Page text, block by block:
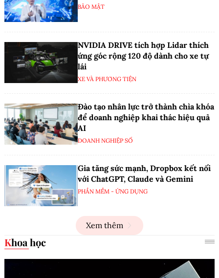
BẢO MẬT
NVIDIA DRIVE tích hợp Lidar thích
ứng góc rộng 120 độ dành cho xe tự
lái
XE VÀ PHƯƠNG TIỆN
Đào tạo nhân lực trở thành chìa khóa
để doanh nghiệp khai thác hiệu quả
AI
DOANH NGHIỆP SỐ
Gia tăng sức mạnh, Dropbox kết nối
với ChatGPT, Claude và Gemini
PHẦN MỀM - ỨNG DỤNG
Xem thêm
Khoa học